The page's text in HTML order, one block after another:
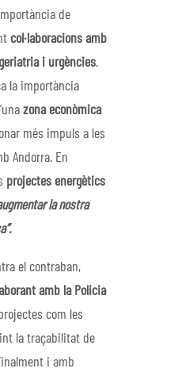
de
col·laboracions amb
i urgències.
la importància
zona econòmica
més impuls a les
Andorra. En
projectes energètics
la nostra
el contraban,
amb la Policia
com les
la traçabilitat de
i amb